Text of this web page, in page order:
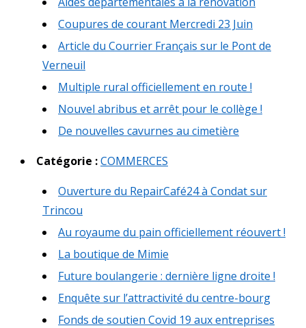
Coupures de courant Mercredi 23 Juin
Article du Courrier Français sur le Pont de
Verneuil
Multiple rural officiellement en route !
Nouvel abribus et arrêt pour le collège !
De nouvelles cavurnes au cimetière
Catégorie :COMMERCES
Ouverture du RepairCafé24 à Condat sur
Trincou
Au royaume du pain officiellement réouvert !
La boutique de Mimie
Future boulangerie : dernière ligne droite !
Enquête sur l’attractivité du centre-bourg
Fonds de soutien Covid 19 aux entreprises